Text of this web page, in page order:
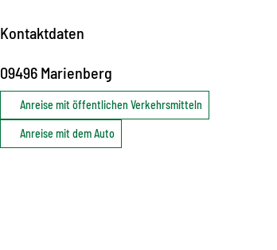
Kontaktdaten
09496 Marienberg
Anreise mit öffentlichen Verkehrsmitteln
Anreise mit dem Auto